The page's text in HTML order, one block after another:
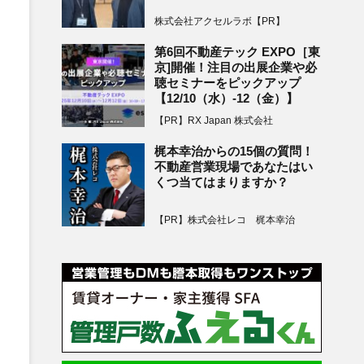
株式会社アクセルラボ【PR】
第6回不動産テック EXPO［東
京]開催！注目の出展企業や必
聴セミナーをピックアップ
【12/10（水）-12（金）】
【PR】RX Japan 株式会社
梶本幸治からの15個の質問！
不動産営業現場であなたはい
くつ当てはまりますか？
【PR】株式会社レコ 梶本幸治